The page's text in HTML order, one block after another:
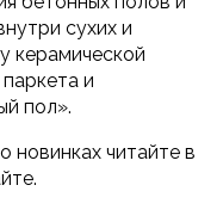
сухих и
керамической
и
пол».
читайте в